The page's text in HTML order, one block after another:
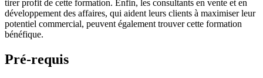
tirer profit de cette formation. Enfin, les consultants en vente et en
développement des affaires, qui aident leurs clients à maximiser leur
potentiel commercial, peuvent également trouver cette formation
bénéfique.
Pré-requis